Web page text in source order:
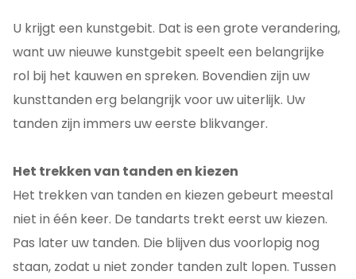
U krijgt een kunstgebit. Dat is een grote verandering,
want uw nieuwe kunstgebit speelt een belangrijke
rol bij het kauwen en spreken. Bovendien zijn uw
kunsttanden erg belangrijk voor uw uiterlijk. Uw
tanden zijn immers uw eerste blikvanger.
Het trekken van tanden en kiezen
Het trekken van tanden en kiezen gebeurt meestal
niet in één keer. De tandarts trekt eerst uw kiezen.
Pas later uw tanden. Die blijven dus voorlopig nog
staan, zodat u niet zonder tanden zult lopen. Tussen